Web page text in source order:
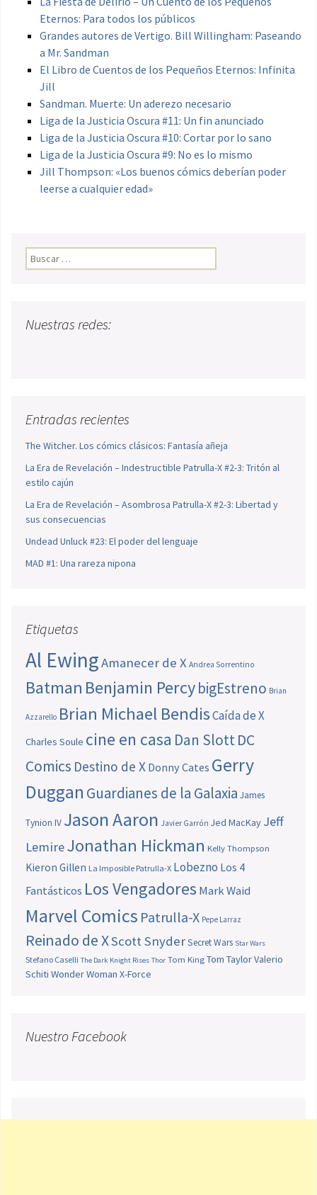
Eternos: Para todos los públicos
Grandes autores de Vertigo. Bill Willingham: Paseando
a Mr. Sandman
El Libro de Cuentos de los Pequeños Eternos: Infinita
Jill
Sandman. Muerte: Un aderezo necesario
Liga de la Justicia Oscura #11: Un fin anunciado
Liga de la Justicia Oscura #10: Cortar por lo sano
Liga de la Justicia Oscura #9: No es lo mismo
Jill Thompson: «Los buenos cómics deberían poder
leerse a cualquier edad»
Buscar:
Nuestras redes:
Entradas recientes
The Witcher. Los cómics clásicos: Fantasía añeja
La Era de Revelación – Indestructible Patrulla-X #2-3: Tritón al
estilo cajún
La Era de Revelación – Asombrosa Patrulla-X #2-3: Libertad y
sus consecuencias
Undead Unluck #23: El poder del lenguaje
MAD #1: Una rareza nipona
Etiquetas
Al EwingAmanecer de X Andrea Sorrentino
Batman Benjamin PercybigEstreno Brian
Azzarello Brian Michael BendisCaída de X
Charles Soule cine en casa Dan SlottDC
Comics Destino de X Donny Cates Gerry
Duggan Guardianes de la Galaxia James
Tynion IV Jason Aaron Javier Garrón Jed MacKay Jeff
LemireJonathan Hickman Kelly Thompson
Kieron Gillen La Imposible Patrulla-X Lobezno Los 4
Fantásticos Los Vengadores Mark Waid
Marvel Comics Patrulla-X Pepe Larraz
Reinado de XScott SnyderSecret Wars Star Wars
Stefano Caselli The Dark Knight Rises Thor Tom King Tom TaylorValerio
Schiti Wonder Woman X-Force
Nuestro Facebook